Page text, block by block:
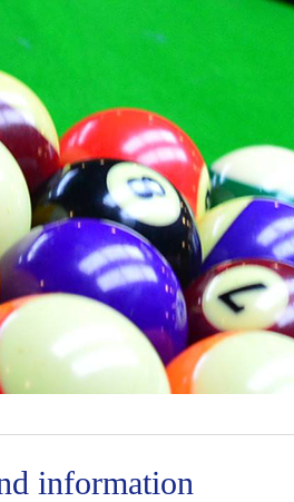
information